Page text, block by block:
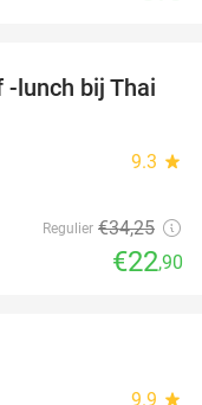
33%
-lunch bij Thai
9.3 star
Regulier €34,25
€22,90
9.9 star